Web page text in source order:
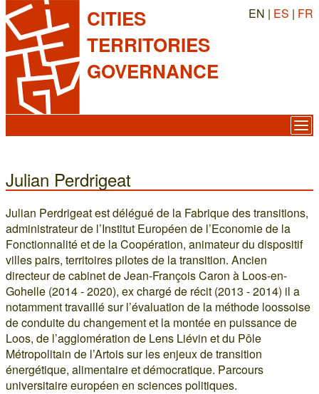
CITIES
TERRITORIES
GOVERNANCE
EN | ES | FR
Julian Perdrigeat
Julian Perdrigeat est délégué de la Fabrique des transitions,
administrateur de l’Institut Européen de l’Economie de la
Fonctionnalité et de la Coopération, animateur du dispositif
villes pairs, territoires pilotes de la transition. Ancien
directeur de cabinet de Jean-François Caron à Loos-en-
Gohelle (2014 - 2020), ex chargé de récit (2013 - 2014) il a
notamment travaillé sur l’évaluation de la méthode loossoise
de conduite du changement et la montée en puissance de
Loos, de l’agglomération de Lens Liévin et du Pôle
Métropolitain de l’Artois sur les enjeux de transition
énergétique, alimentaire et démocratique. Parcours
universitaire européen en sciences politiques.